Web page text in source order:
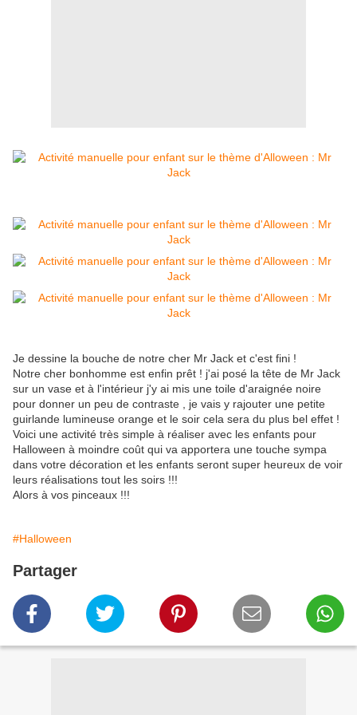
Je dessine la bouche de notre cher Mr Jack et c'est fini !
Notre cher bonhomme est enfin prêt ! j'ai posé la tête de Mr Jack
sur un vase et à l'intérieur j'y ai mis une toile d'araignée noire
pour donner un peu de contraste , je vais y rajouter une petite
guirlande lumineuse orange et le soir cela sera du plus bel effet !
Voici une activité très simple à réaliser avec les enfants pour
Halloween à moindre coût qui va apportera une touche sympa
dans votre décoration et les enfants seront super heureux de voir
leurs réalisations tout les soirs !!!
Alors à vos pinceaux !!!
#Halloween
Partager